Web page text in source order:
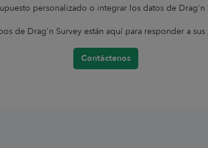
personalizado o integrar los datos de Drag'n
de Drag'n Survey están aquí para responder a sus
Contáctenos